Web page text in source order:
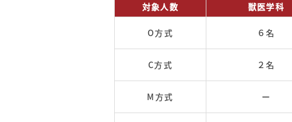
対象人数 獣医学科
O方式 ６名
C方式 ２名
M方式 ー